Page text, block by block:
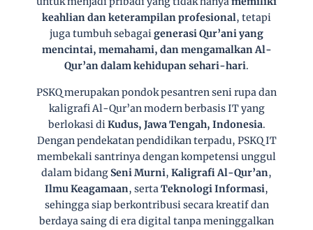
keahlian dan keterampilan profesional, tetapi
juga tumbuh sebagaigenerasi Qur’ani yang
mencintai, memahami, dan mengamalkan Al-
Qur’an dalam kehidupan sehari-hari.
PSKQ merupakan pondok pesantren seni rupa dan
kaligrafi Al-Qur’an modern berbasis IT yang
berlokasi diKudus, Jawa Tengah, Indonesia.
Dengan pendekatan pendidikan terpadu, PSKQ IT
membekali santrinya dengan kompetensi unggul
dalam bidangSeni Murni, Kaligrafi Al-Qur’an,
Ilmu Keagamaan, sertaTeknologi Informasi,
sehingga siap berkontribusi secara kreatif dan
berdaya saing di era digital tanpa meninggalkan